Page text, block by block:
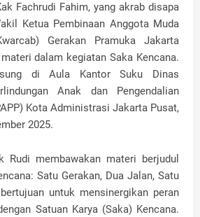
Fachrudi Fahim, yang akrab disapa
Ketua Pembinaan Anggota Muda
Gerakan Pramuka Jakarta
dalam kegiatan Saka Kencana.
di Aula Kantor Suku Dinas
Anak dan Pengendalian
Kota Administrasi Jakarta Pusat,
2025.
Rudi membawakan materi berjudul
Satu Gerakan, Dua Jalan, Satu
untuk mensinergikan peran
Satuan Karya (Saka) Kencana.